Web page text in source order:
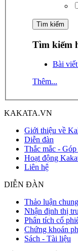
Tìm kiếm
Bài
Thêm...
KAKATA.VN
Giới thiệu về
Diễn đàn
Thắc mắc -
Hoạt động
Liên hệ
DIỄN ĐÀN
Thảo luận chung
Nhận định thị
Phân tích cổ
Chứng khoán
Sách - Tài liệu